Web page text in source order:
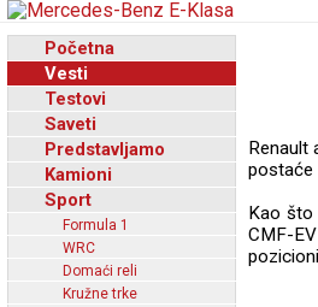
Početna
Vesti
Testovi
Saveti
Predstavljamo
Kamioni
Sport
Formula 1
WRC
Domaći reli
Kružne trke
Renault
postaće
Kao što
CMF-